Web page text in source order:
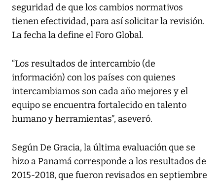
seguridad de que los cambios normativos
tienen efectividad, para así solicitar la revisión.
La fecha la define el Foro Global.
“Los resultados de intercambio (de
información) con los países con quienes
intercambiamos son cada año mejores y el
equipo se encuentra fortalecido en talento
humano y herramientas”, aseveró.
Según De Gracia, la última evaluación que se
hizo a Panamá corresponde a los resultados de
2015-2018, que fueron revisados en septiembre